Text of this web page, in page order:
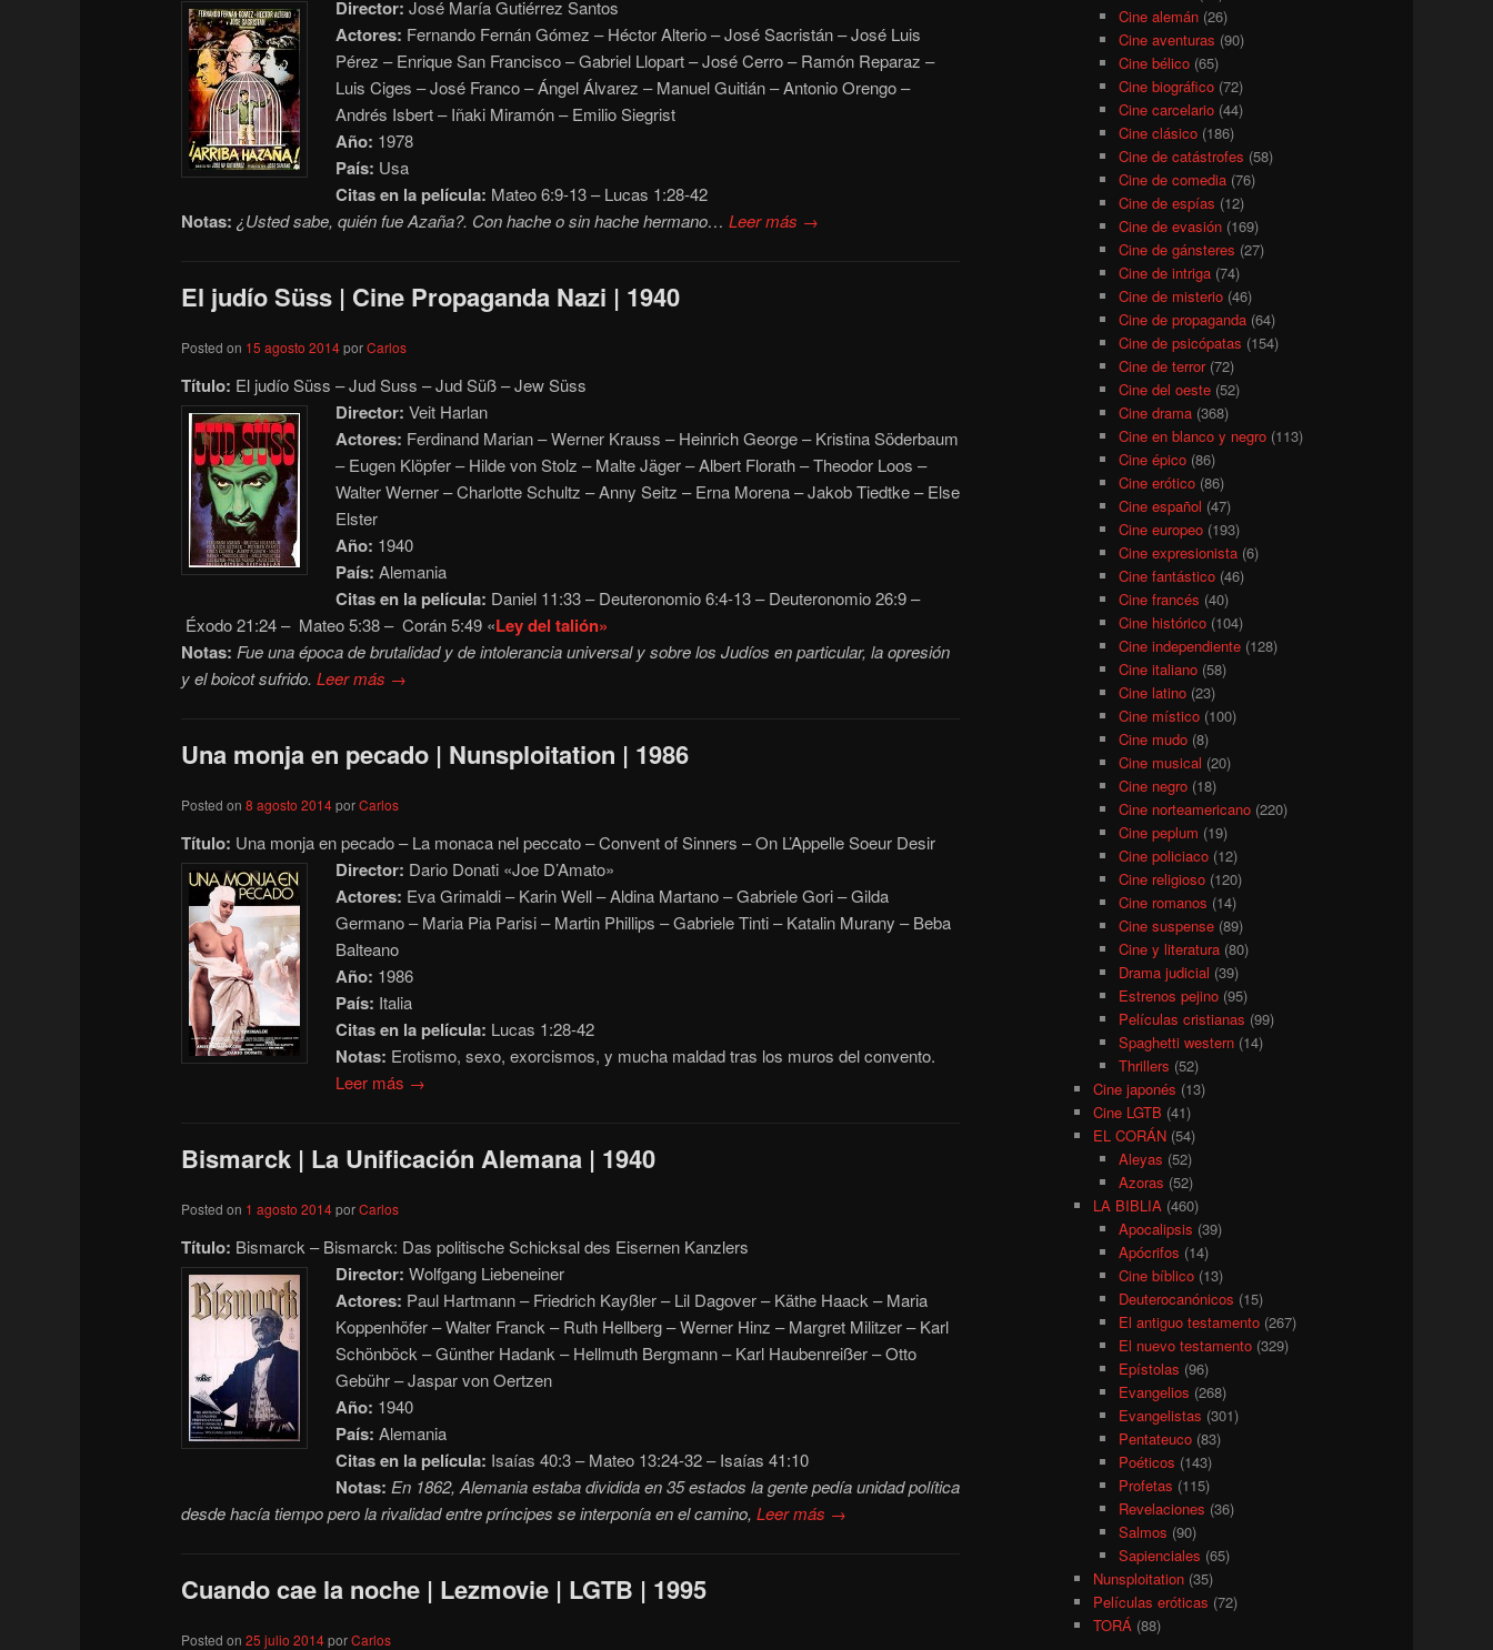
Director: José María Gutiérrez Santos
Actores: Fernando Fernán Gómez – Héctor Alterio – José Sacristán – José Luis
Pérez – Enrique San Francisco – Gabriel Llopart – José Cerro – Ramón Reparaz –
Luis Ciges – José Franco – Ángel Álvarez – Manuel Guitián – Antonio Orengo –
Andrés Isbert – Iñaki Miramón – Emilio Siegrist
Año: 1978
País: Usa
Citas en la película: Mateo 6:9-13 – Lucas 1:28-42
Notas: ¿Usted sabe, quién fue Azaña?. Con hache o sin hache hermano…Leer más →
El judío Süss | Cine Propaganda Nazi | 1940
Posted on 15 agosto 2014porCarlos
Título: El judío Süss – Jud Suss – Jud Süß – Jew Süss
Director: Veit Harlan
Actores: Ferdinand Marian – Werner Krauss – Heinrich George – Kristina Söderbaum
– Eugen Klöpfer – Hilde von Stolz – Malte Jäger – Albert Florath – Theodor Loos –
Walter Werner – Charlotte Schultz – Anny Seitz – Erna Morena – Jakob Tiedtke – Else
Elster
Año: 1940
País: Alemania
Citas en la película: Daniel 11:33 – Deuteronomio 6:4-13 – Deuteronomio 26:9 –
Éxodo 21:24 – Mateo 5:38 – Corán 5:49 «Ley del talión»
Notas: Fue una época de brutalidad y de intolerancia universal y sobre los Judíos en particular, la opresión
y el boicot sufrido.Leer más →
Una monja en pecado | Nunsploitation | 1986
Posted on8 agosto 2014porCarlos
Título: Una monja en pecado – La monaca nel peccato – Convent of Sinners – On L’Appelle Soeur Desir
Director: Dario Donati «Joe D’Amato»
Actores: Eva Grimaldi – Karin Well – Aldina Martano – Gabriele Gori – Gilda
Germano – Maria Pia Parisi – Martin Phillips – Gabriele Tinti – Katalin Murany – Beba
Balteano
Año: 1986
País: Italia
Citas en la película: Lucas 1:28-42
Notas: Erotismo, sexo, exorcismos, y mucha maldad tras los muros del convento.
Leer más →
Bismarck | La Unificación Alemana | 1940
Posted on 1 agosto 2014porCarlos
Título: Bismarck – Bismarck: Das politische Schicksal des Eisernen Kanzlers
Director: Wolfgang Liebeneiner
Actores: Paul Hartmann – Friedrich Kayßler – Lil Dagover – Käthe Haack – Maria
Koppenhöfer – Walter Franck – Ruth Hellberg – Werner Hinz – Margret Militzer – Karl
Schönböck – Günther Hadank – Hellmuth Bergmann – Karl Haubenreißer – Otto
Gebühr – Jaspar von Oertzen
Año: 1940
País: Alemania
Citas en la película: Isaías 40:3 – Mateo 13:24-32 – Isaías 41:10
Notas: En 1862, Alemania estaba dividida en 35 estados la gente pedía unidad política
desde hacía tiempo pero la rivalidad entre príncipes se interponía en el camino,Leer más →
Cuando cae la noche | Lezmovie | LGTB | 1995
Posted on25 julio 2014porCarlos
Cine alemán(26)
Cine aventuras (90)
Cine bélico(65)
Cine biográfico(72)
Cine carcelario(44)
Cine clásico(186)
Cine de catástrofes (58)
Cine de comedia(76)
Cine de espías (12)
Cine de evasión(169)
Cine de gánsteres (27)
Cine de intriga(74)
Cine de misterio(46)
Cine de propaganda(64)
Cine de psicópatas (154)
Cine de terror(72)
Cine del oeste(52)
Cine drama(368)
Cine en blanco y negro(113)
Cine épico(86)
Cine erótico(86)
Cine español (47)
Cine europeo(193)
Cine expresionista(6)
Cine fantástico(46)
Cine francés (40)
Cine histórico(104)
Cine independiente(128)
Cine italiano(58)
Cine latino(23)
Cine místico(100)
Cine mudo(8)
Cine musical (20)
Cine negro(18)
Cine norteamericano(220)
Cine peplum (19)
Cine policiaco(12)
Cine religioso(120)
Cine romanos (14)
Cine suspense(89)
Cine y literatura(80)
Drama judicial (39)
Estrenos pejino(95)
Películas cristianas (99)
Spaghetti western(14)
Thrillers (52)
Cine japonés (13)
Cine LGTB (41)
EL CORÁN (54)
Aleyas (52)
Azoras (52)
LA BIBLIA (460)
Apocalipsis (39)
Apócrifos (14)
Cine bíblico(13)
Deuterocanónicos (15)
El antiguo testamento(267)
El nuevo testamento(329)
Epístolas (96)
Evangelios (268)
Evangelistas (301)
Pentateuco(83)
Poéticos (143)
Profetas (115)
Revelaciones (36)
Salmos (90)
Sapienciales (65)
Nunsploitation (35)
Películas eróticas (72)
TORÁ (88)